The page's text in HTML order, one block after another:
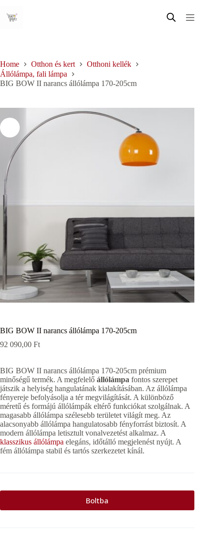
content
Home Otthon és kert
Otthoni kellék
Állólámpa, fali lámpa
BIG BOW II narancs állólámpa 170-205cm
BIG BOW II narancs állólámpa 170-205cm
92 090,00 Ft
BIG BOW II narancs állólámpa 170-205cm prémium
minőségű termék. A megfelelő állólámpa fontos szerepet
játszik a helyiség hangulatának kialakításában. Az állólámpa
fényereje befolyásolja a tér megvilágítását. A különböző
méretű és formájú állólámpák eltérő funkciókat szolgálnak. A
magasabb állólámpa szélesebb területet világít meg. Az
alacsonyabb állólámpa hangulatosabb fényforrást biztosít. A
modern állólámpa letisztult vonalvezetést alkalmaz. A
klasszikus állólámpa elegáns, időtálló megjelenést nyújt. A
fém állólámpa stabil és tartós szerkezetet kínál.
Boltba